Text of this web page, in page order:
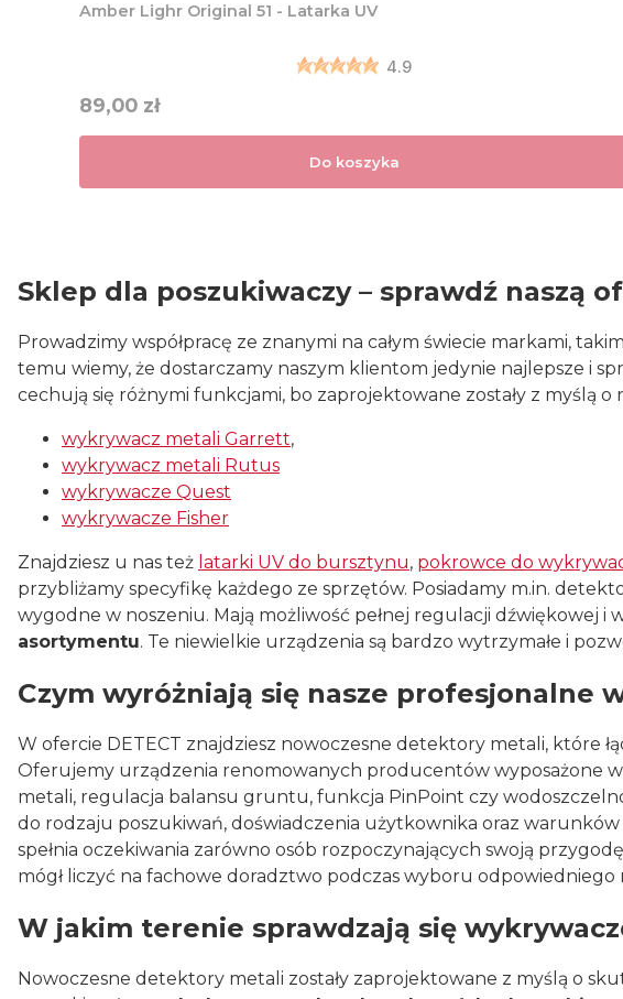
Amber Lighr Original 51 - Latarka UV
4.9
Cena
89,00 zł
Do koszyka
Sklep dla poszukiwaczy – sprawdź naszą
Prowadzimy współpracę ze znanymi na całym świecie markami,
temu wiemy, że dostarczamy naszym klientom jedynie najlepsze i
cechują się różnymi funkcjami, bo zaprojektowane zostały z myślą
wykrywacz metali Garrett,
wykrywacz metali Rutus
wykrywacze Quest
wykrywacze Fisher
Znajdziesz u nas też latarki UV do bursztynu, pokrowce do
przybliżamy specyfikę każdego ze sprzętów. Posiadamy m.in.
wygodne w noszeniu. Mają możliwość pełnej regulacji dźwiękowej i
asortymentu. Te niewielkie urządzenia są bardzo wytrzymałe i
Czym wyróżniają się nasze profesjonalne
W ofercie DETECT znajdziesz nowoczesne detektory metali, które
Oferujemy urządzenia renomowanych producentów wyposażone
metali, regulacja balansu gruntu, funkcja PinPoint czy
do rodzaju poszukiwań, doświadczenia użytkownika oraz
spełnia oczekiwania zarówno osób rozpoczynających swoją
mógł liczyć na fachowe doradztwo podczas wyboru odpowiedniego
W jakim terenie sprawdzają się
Nowoczesne detektory metali zostały zaprojektowane z myślą o